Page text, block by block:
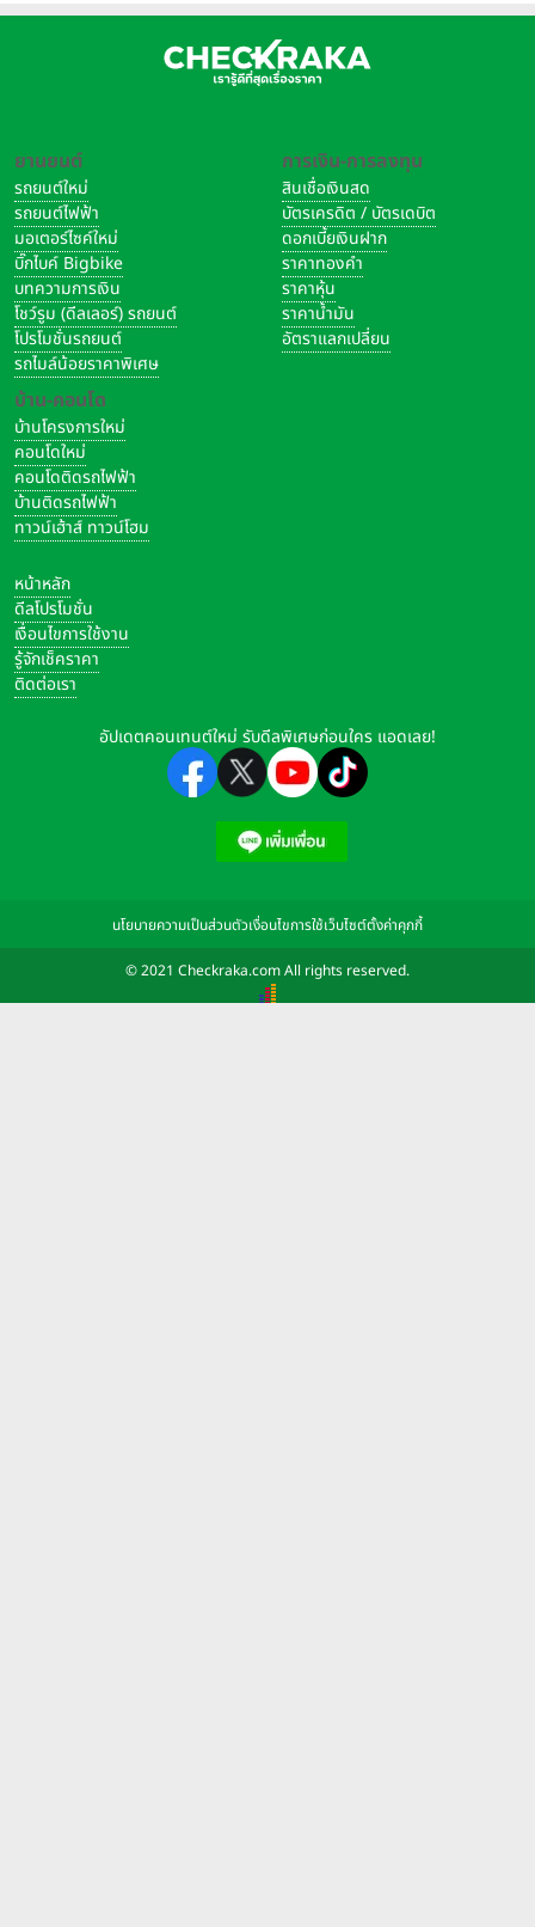
ยานยนต์
รถยนต์ใหม่
รถยนต์ไฟฟ้า
มอเตอร์ไซค์ใหม่
บิ๊กไบค์ Bigbike
บทความการเงิน
โชว์รูม (ดีลเลอร์) รถยนต์
โปรโมชั่นรถยนต์
รถไมล์น้อยราคาพิเศษ
บ้าน-คอนโด
บ้านโครงการใหม่
คอนโดใหม่
คอนโดติดรถไฟฟ้า
บ้านติดรถไฟฟ้า
ทาวน์เฮ้าส์ ทาวน์โฮม
การเงิน-การลงทุน
สินเชื่อเงินสด
บัตรเครดิต / บัตรเดบิต
ดอกเบี้ยเงินฝาก
ราคาทองคำ
ราคาหุ้น
ราคาน้ำมัน
อัตราแลกเปลี่ยน
หน้าหลัก
ดีลโปรโมชั่น
เงื่อนไขการใช้งาน
รู้จักเช็คราคา
ติดต่อเรา
อัปเดตคอนเทนต์ใหม่ รับดีลพิเศษก่อนใคร แอดเลย!
นโยบายความเป็นส่วนตัวเงื่อนไขการใช้เว็บไซต์ตั้งค่าคุกกี้
© 2021 Checkraka.com All rights reserved.